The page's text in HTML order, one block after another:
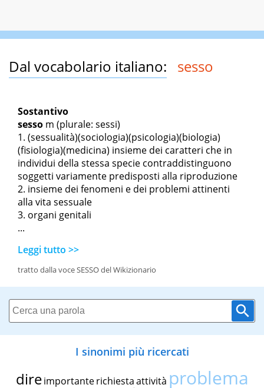
Dal vocabolario italiano: sesso
Sostantivo
sesso m (plurale: sessi)
(sessualità)(sociologia)(psicologia)(biologia)
(fisiologia)(medicina) insieme dei caratteri che in
individui della stessa specie contraddistinguono
soggetti variamente predisposti alla riproduzione
insieme dei fenomeni e dei problemi attinenti
alla vita sessuale
organi genitali
...
Leggi tutto >>
tratto dalla voce SESSO del Wikizionario
I sinonimi più ricercati
dire importante richiestaattività problema